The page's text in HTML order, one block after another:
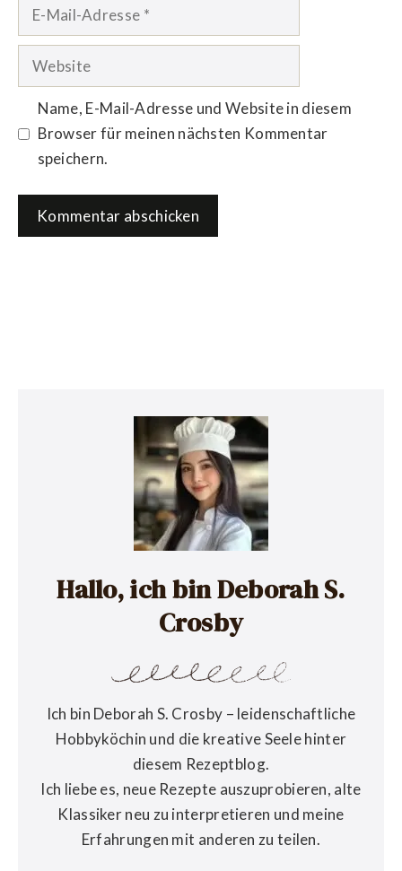
Mail-
Adresse
Website
Name, E-Mail-Adresse und Website in diesem
Browser für meinen nächsten Kommentar
speichern.
Hallo, ich bin Deborah S.
Crosby
Ich bin Deborah S. Crosby – leidenschaftliche
Hobbyköchin und die kreative Seele hinter
diesem Rezeptblog.
Ich liebe es, neue Rezepte auszuprobieren, alte
Klassiker neu zu interpretieren und meine
Erfahrungen mit anderen zu teilen.